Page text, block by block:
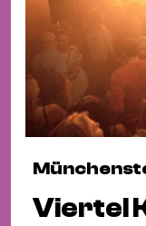
Viertel